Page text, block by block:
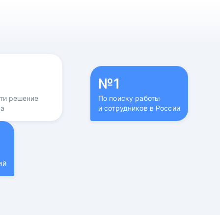
решение
№1
По поиску работы
и сотрудников в России